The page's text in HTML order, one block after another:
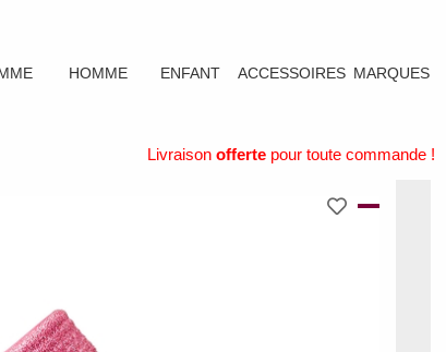
HOMME ENFANT ACCESSOIRES MARQUES
Livraison offerte pour toute commande !